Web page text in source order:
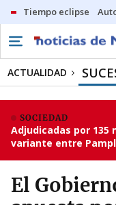
Tiempo eclipse
ACTUALIDAD
SOCIEDAD
Adjudicadas por 135
variante entre
El